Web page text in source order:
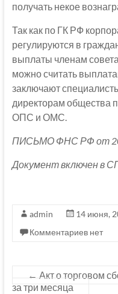
получать некое
Так как по ГК РФ
регулируются в
выплаты членам
можно считать
заключают
директорам общества
ОПС и ОМС.
ПИСЬМО ФНС РФ от
Документ включен в
admin 14 июня,
Комментариев нет
← Акт о торговом
за три месяца